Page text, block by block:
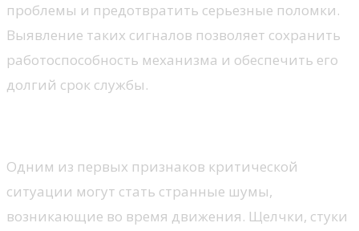
проблемы и предотвратить серьезные поломки.
Выявление таких сигналов позволяет сохранить
работоспособность механизма и обеспечить его
долгий срок службы.
Одним из первых признаков критической
ситуации могут стать странные шумы,
возникающие во время движения. Щелчки, стуки